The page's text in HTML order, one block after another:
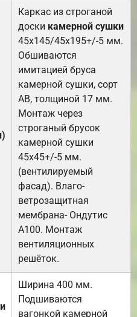
Каркас из строганой
доски камерной сушки
45х145/45х195+/-5 мм.
Обшиваются
имитацией бруса
камерной сушки, сорт
АВ, толщиной 17 мм.
Монтаж через
строганый брусок
камерной сушки
45х45+/-5 мм.
(вентилируемый
фасад). Влаго-
ветрозащитная
мембрана- Ондутис
А100. Монтаж
вентиляционных
решёток.
Ширина 400 мм.
Подшиваются
вагонкой камерной